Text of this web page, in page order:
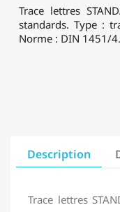
Trace lettres
standards. Type :
Norme : DIN 1451/4.
Description
Trace lettres